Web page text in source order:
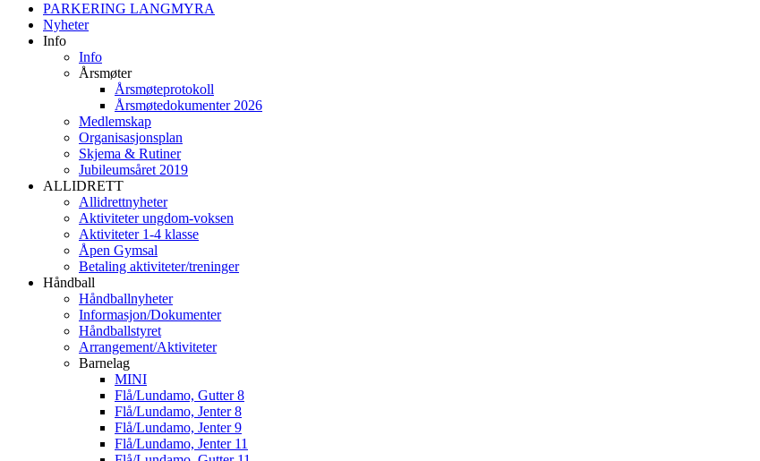
PARKERING LANGMYRA
Nyheter
Info
Info
Årsmøter
Årsmøteprotokoll
Årsmøtedokumenter 2026
Medlemskap
Organisasjonsplan
Skjema & Rutiner
Jubileumsåret 2019
ALLIDRETT
Allidrettnyheter
Aktiviteter ungdom-voksen
Aktiviteter 1-4 klasse
Åpen Gymsal
Betaling aktiviteter/treninger
Håndball
Håndballnyheter
Informasjon/Dokumenter
Håndballstyret
Arrangement/Aktiviteter
Barnelag
MINI
Flå/Lundamo, Gutter 8
Flå/Lundamo, Jenter 8
Flå/Lundamo, Jenter 9
Flå/Lundamo, Jenter 11